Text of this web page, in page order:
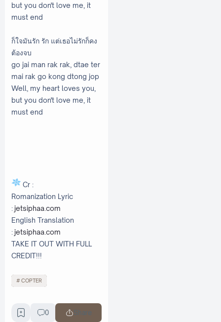
but you don't love me, it
must end
ก็ใจมันรัก รัก แต่เธอไม่รักก็คง
ต้องจบ
go jai man rak rak, dtae ter
mai rak go kong dtong jop
Well, my heart loves you,
but you don't love me, it
must end
Cr :
Romanization Lyric
:jetsiphaa.com
English Translation
:jetsiphaa.com
TAKE IT OUT WITH FULL
CREDIT!!!
COPTER
0 Share